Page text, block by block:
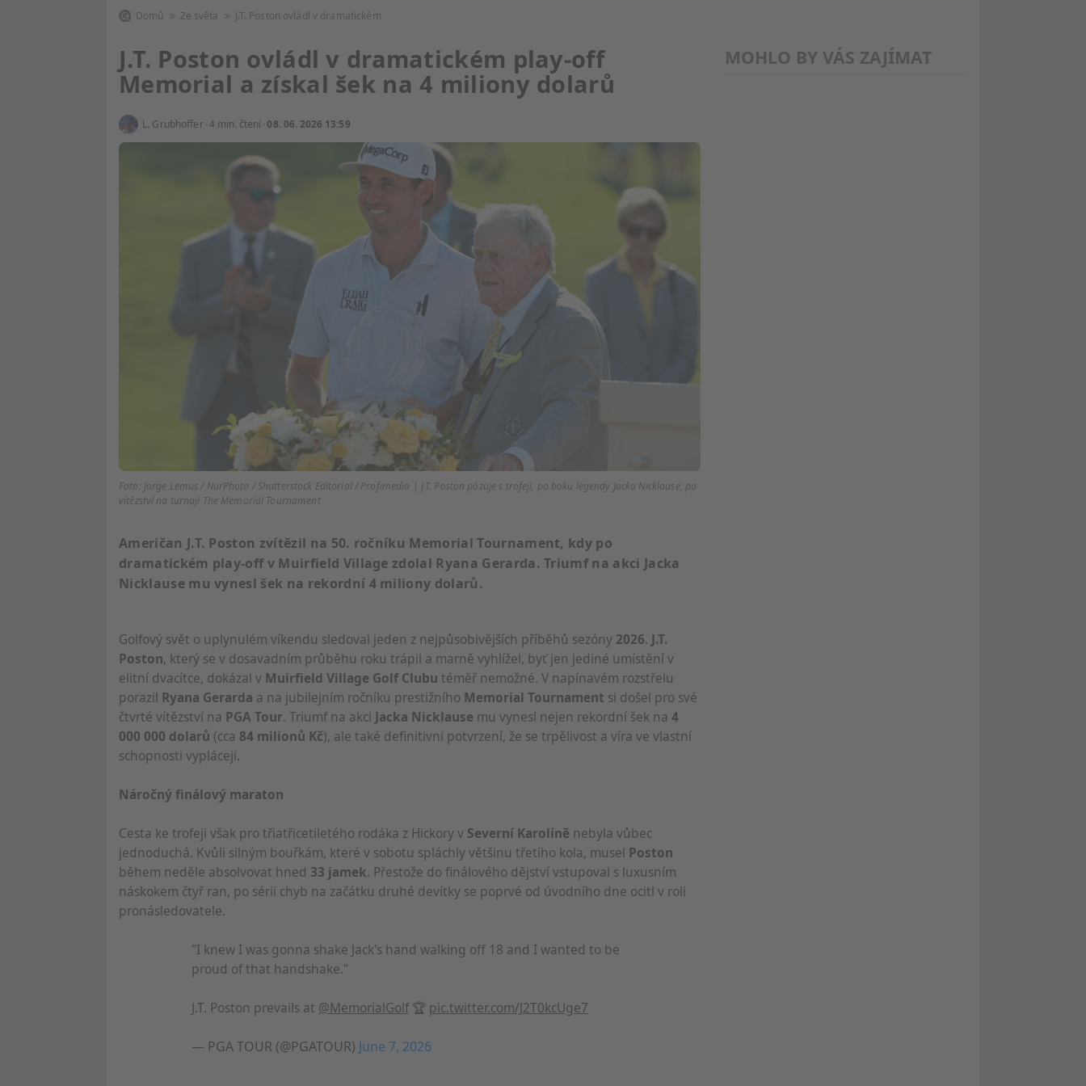
Domů Ze světa J.T. Poston ovládl v dramatickém
J.T. Poston ovládl v dramatickém play-off
Memorial a získal šek na 4 miliony dolarů
L. Grubhoffer 4 min. čtení 08. 06. 2026 13:59
Foto: Jorge Lemus / NurPhoto / Shutterstock Editorial / Profimedia | J.T. Poston pózuje s trofejí, po boku legendy Jacka Nicklause, po
vítězství na turnaji The Memorial Tournament
Američan J.T. Poston zvítězil na 50. ročníku Memorial Tournament, kdy po
dramatickém play-off v Muirfield Village zdolal Ryana Gerarda. Triumf na akci Jacka
Nicklause mu vynesl šek na rekordní 4 miliony dolarů.
Golfový svět o uplynulém víkendu sledoval jeden z nejpůsobivějších příběhů sezóny 2026. J.T.
Poston, který se v dosavadním průběhu roku trápil a marně vyhlížel, byť jen jediné umístění v
elitní dvacítce, dokázal v Muirfield Village Golf Clubu téměř nemožné. V napínavém rozstřelu
porazil Ryana Gerarda a na jubilejním ročníku prestižního Memorial Tournament si došel pro své
čtvrté vítězství na PGA Tour. Triumf na akci Jacka Nicklause mu vynesl nejen rekordní šek na 4
000 000 dolarů (cca 84 milionů Kč), ale také definitivní potvrzení, že se trpělivost a víra ve vlastní
schopnosti vyplácejí.
Náročný finálový maraton
Cesta ke trofeji však pro třiatřicetiletého rodáka z Hickory v Severní Karolíně nebyla vůbec
jednoduchá. Kvůli silným bouřkám, které v sobotu spláchly většinu třetího kola, musel Poston
během neděle absolvovat hned 33 jamek. Přestože do finálového dějství vstupoval s luxusním
náskokem čtyř ran, po sérii chyb na začátku druhé devítky se poprvé od úvodního dne ocitl v roli
pronásledovatele.
"I knew I was gonna shake Jack's hand walking off 18 and I wanted to be
proud of that handshake."
J.T. Poston prevails at @MemorialGolf🏆 pic.twitter.com/J2T0kcUge7
— PGA TOUR (@PGATOUR) June 7, 2026
MOHLO BY VÁS ZAJÍMAT